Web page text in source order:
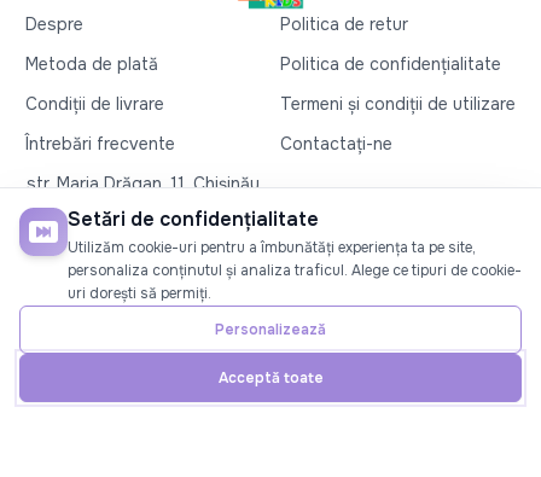
Telefon Cont
Despre
Politica de retur
Metoda de plată
Politica de confidențialitate
Condiții de livrare
Termeni și condiții de utilizare
Întrebări frecvente
Contactați-ne
str. Maria Drăgan, 11, Chișinău
+37360327279
©2026Numina Kids. Toate drepturile rezervate
SOCIAL
Setări de confidențialitate
Utilizăm cookie-uri pentru a îmbunătăți experiența ta pe site,
personaliza conținutul și analiza traficul. Alege ce tipuri de cookie-
uri dorești să permiți.
Personalizează
Acceptă toate